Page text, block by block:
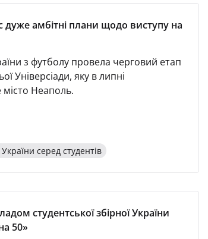
дуже амбітні плани щодо виступу на
з футболу провела черговий етап
Універсіади, яку в липні
місто Неаполь.
серед студентів
студентської збірної України
50»